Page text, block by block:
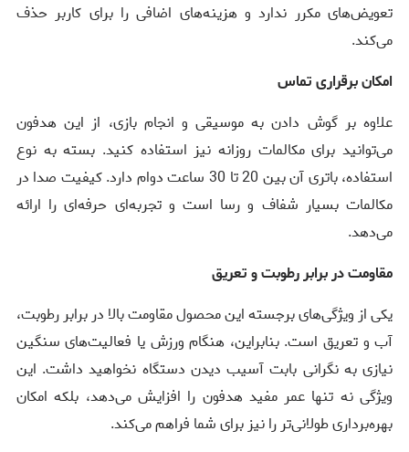
تعویض‌های مکرر ندارد و هزینه‌های اضافی را برای کاربر حذف
می‌کند.
امکان برقراری تماس
علاوه بر گوش دادن به موسیقی و انجام بازی، از این هدفون
می‌توانید برای مکالمات روزانه نیز استفاده کنید. بسته به نوع
استفاده، باتری آن بین 20 تا 30 ساعت دوام دارد. کیفیت صدا در
مکالمات بسیار شفاف و رسا است و تجربه‌ای حرفه‌ای را ارائه
می‌دهد.
مقاومت در برابر رطوبت و تعریق
یکی از ویژگی‌های برجسته این محصول مقاومت بالا در برابر رطوبت،
آب و تعریق است. بنابراین، هنگام ورزش یا فعالیت‌های سنگین
نیازی به نگرانی بابت آسیب دیدن دستگاه نخواهید داشت. این
ویژگی نه تنها عمر مفید هدفون را افزایش می‌دهد، بلکه امکان
بهره‌برداری طولانی‌تر را نیز برای شما فراهم می‌کند.